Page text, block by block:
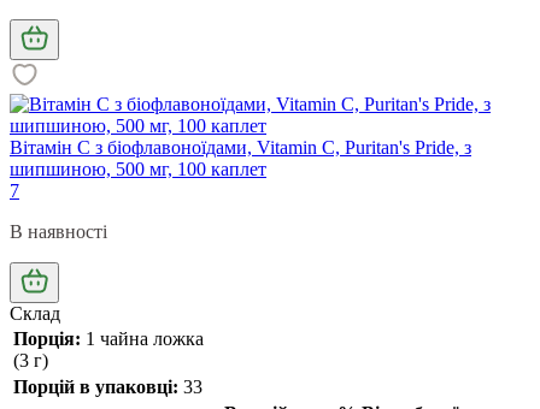
Вітамін С з біофлавоноїдами, Vitamin C, Puritan's Pride, з
шипшиною, 500 мг, 100 каплет
7
В наявності
Склад
Порція: 1 чайна ложка
(3 г)
Порцій в упаковці: 33